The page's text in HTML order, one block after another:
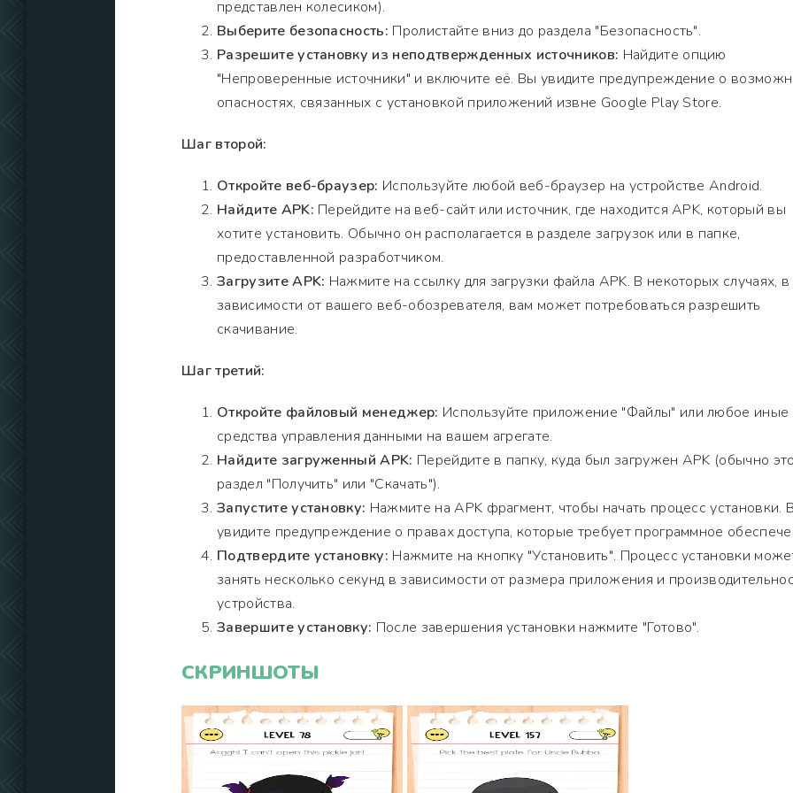
представлен колесиком).
Выберите безопасность: Пролистайте вниз до раздела "Безопасность".
Разрешите установку из неподтвержденных источников: Найдите опцию
"Непроверенные источники" и включите её. Вы увидите предупреждение о
опасностях, связанных с установкой приложений извне Google Play Store.
Шаг второй:
Откройте веб-браузер: Используйте любой веб-браузер на устройстве Android.
Найдите APK: Перейдите на веб-сайт или источник, где находится APK, который вы
хотите установить. Обычно он располагается в разделе загрузок или в папке,
предоставленной разработчиком.
Загрузите APK: Нажмите на ссылку для загрузки файла APK. В некоторых случаях, в
зависимости от вашего веб-обозревателя, вам может потребоваться разрешить
скачивание.
Шаг третий:
Откройте файловый менеджер: Используйте приложение "Файлы" или любое иные
средства управления данными на вашем агрегате.
Найдите загруженный APK: Перейдите в папку, куда был загружен APK (обычно
раздел "Получить" или "Скачать").
Запустите установку: Нажмите на APK фрагмент, чтобы начать процесс установки.
увидите предупреждение о правах доступа, которые требует программное
Подтвердите установку: Нажмите на кнопку "Установить". Процесс установки
занять несколько секунд в зависимости от размера приложения и
устройства.
Завершите установку: После завершения установки нажмите "Готово".
СКРИНШОТЫ